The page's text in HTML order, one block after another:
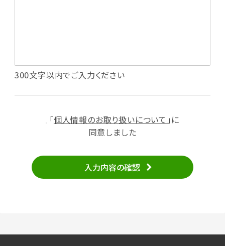
・投稿したクチコミ情報、写真の本サービスへの
・メールマガジン、お知らせ、広告等の配信
（2）ユーザーからのお問い合わせへの対応
せの内容確認、返答
・当サービスの品質改善
300文字以内でご入力ください
「個人情報のお取り扱いについて 」に
同意しました
入力内容の確認